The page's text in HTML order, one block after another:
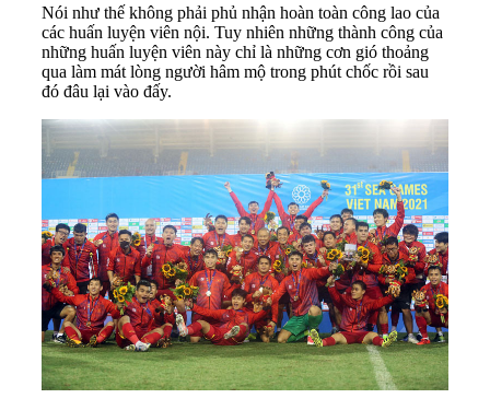
Nói như thế không phải phủ nhận hoàn toàn công lao của
các huấn luyện viên nội. Tuy nhiên những thành công của
những huấn luyện viên này chỉ là những cơn gió thoảng
qua làm mát lòng người hâm mộ trong phút chốc rồi sau
đó đâu lại vào đấy.